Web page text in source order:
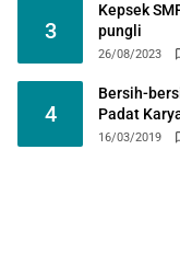
3
Kepsek
pungli
26/08/2023
4
Bersih-
Padat
16/03/2019